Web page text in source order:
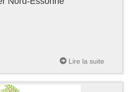
Lire la suite